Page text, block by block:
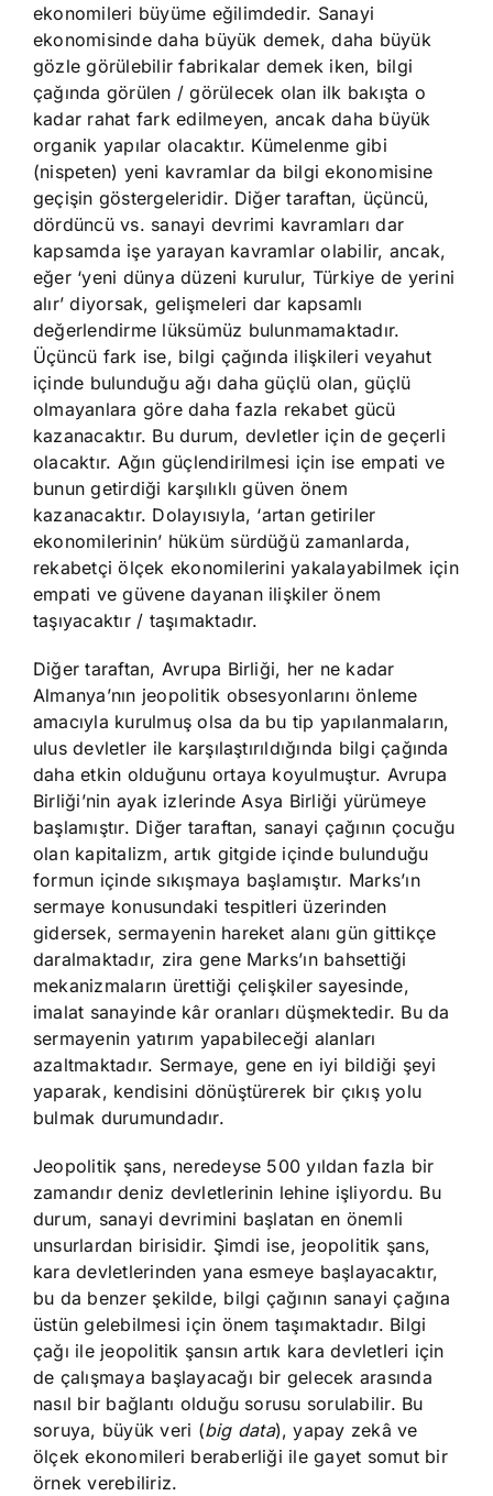
ekonomileri büyüme eğilimdedir. Sanayi
ekonomisinde daha büyük demek, daha büyük
gözle görülebilir fabrikalar demek iken, bilgi
çağında görülen / görülecek olan ilk bakışta o
kadar rahat fark edilmeyen, ancak daha büyük
organik yapılar olacaktır. Kümelenme gibi
(nispeten) yeni kavramlar da bilgi ekonomisine
geçişin göstergeleridir. Diğer taraftan, üçüncü,
dördüncü vs. sanayi devrimi kavramları dar
kapsamda işe yarayan kavramlar olabilir, ancak,
eğer ‘yeni dünya düzeni kurulur, Türkiye de yerini
alır’ diyorsak, gelişmeleri dar kapsamlı
değerlendirme lüksümüz bulunmamaktadır.
Üçüncü fark ise, bilgi çağında ilişkileri veyahut
içinde bulunduğu ağı daha güçlü olan, güçlü
olmayanlara göre daha fazla rekabet gücü
kazanacaktır. Bu durum, devletler için de geçerli
olacaktır. Ağın güçlendirilmesi için ise empati ve
bunun getirdiği karşılıklı güven önem
kazanacaktır. Dolayısıyla, ‘artan getiriler
ekonomilerinin’ hüküm sürdüğü zamanlarda,
rekabetçi ölçek ekonomilerini yakalayabilmek için
empati ve güvene dayanan ilişkiler önem
taşıyacaktır / taşımaktadır.
Diğer taraftan, Avrupa Birliği, her ne kadar
Almanya’nın jeopolitik obsesyonlarını önleme
amacıyla kurulmuş olsa da bu tip yapılanmaların,
ulus devletler ile karşılaştırıldığında bilgi çağında
daha etkin olduğunu ortaya koyulmuştur. Avrupa
Birliği’nin ayak izlerinde Asya Birliği yürümeye
başlamıştır. Diğer taraftan, sanayi çağının çocuğu
olan kapitalizm, artık gitgide içinde bulunduğu
formun içinde sıkışmaya başlamıştır. Marks’ın
sermaye konusundaki tespitleri üzerinden
gidersek, sermayenin hareket alanı gün gittikçe
daralmaktadır, zira gene Marks’ın bahsettiği
mekanizmaların ürettiği çelişkiler sayesinde,
imalat sanayinde kâr oranları düşmektedir. Bu da
sermayenin yatırım yapabileceği alanları
azaltmaktadır. Sermaye, gene en iyi bildiği şeyi
yaparak, kendisini dönüştürerek bir çıkış yolu
bulmak durumundadır.
Jeopolitik şans, neredeyse 500 yıldan fazla bir
zamandır deniz devletlerinin lehine işliyordu. Bu
durum, sanayi devrimini başlatan en önemli
unsurlardan birisidir. Şimdi ise, jeopolitik şans,
kara devletlerinden yana esmeye başlayacaktır,
bu da benzer şekilde, bilgi çağının sanayi çağına
üstün gelebilmesi için önem taşımaktadır. Bilgi
çağı ile jeopolitik şansın artık kara devletleri için
de çalışmaya başlayacağı bir gelecek arasında
nasıl bir bağlantı olduğu sorusu sorulabilir. Bu
soruya, büyük veri (big data), yapay zekâ ve
ölçek ekonomileri beraberliği ile gayet somut bir
örnek verebiliriz.